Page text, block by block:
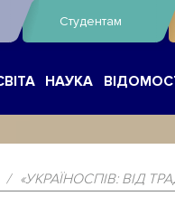
Студентам
НАУКА
/ «УКРАЇНОСПІВ: ВІД